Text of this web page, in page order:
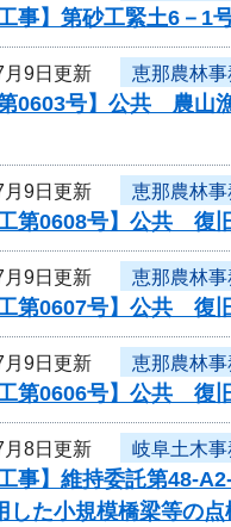
工事】第砂工緊土6－
月9日更新 恵那農林
第0603号】公共 農山
月9日更新 恵那農林
工第0608号】公共 復
月9日更新 恵那農林
工第0607号】公共 復
月9日更新 恵那農林
工第0606号】公共 復
月8日更新 岐阜土木
工事】維持委託第48-
した小規模橋梁等の